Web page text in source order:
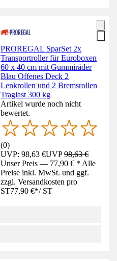
PROREGAL SparSet 2x
Transportroller für Euroboxen
60 x 40 cm mit Gummiräder
Blau Offenes Deck 2
Lenkrollen und 2 Bremsrollen
Traglast 300 kg
Artikel wurde noch nicht
bewertet.
(0)
UVP: 98,63 €UVP98,63 €
Unser Preis — 77,90 € * Alle
Preise inkl. MwSt. und ggf.
zzgl. Versandkosten pro
ST77,90 €*/ ST